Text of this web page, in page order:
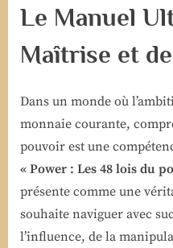
Le Manuel
Maîtrise et
Dans un monde où
monnaie courante,
pouvoir est une
« Power : Les 48 lois du
présente comme une
souhaite naviguer avec
l’influence, de la